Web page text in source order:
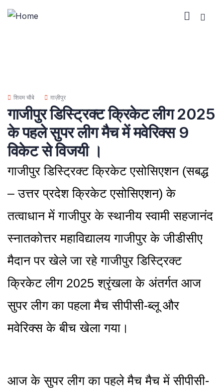
शिवम चौबे ग़ाज़ीपुर
गाजीपुर डिस्ट्रिक्ट क्रिकेट लीग 2025
के पहले सुपर लीग मैच में मवेरिक्स 9
विकेट से विजयी ।
गाजीपुर डिस्ट्रिक्ट क्रिकेट एसोसिएशन (सबद्ध
– उत्तर प्रदेश क्रिकेट एसोसिएशन) के
तत्वाधान में गाजीपुर के स्थानीय स्वामी सहजानंद
स्नातकोत्तर महाविद्यालय गाजीपुर के जीडीसीए
मैदान पर खेले जा रहे गाजीपुर डिस्ट्रिक्ट
क्रिकेट लीग 2025 श्रृंखला के अंतर्गत आज
सुपर लीग का पहला मैच सीपीसी-ब्लू और
मवेरिक्स के बीच खेला गया।
आज के सुपर लीग का पहले मैच मैच में सीपीसी-